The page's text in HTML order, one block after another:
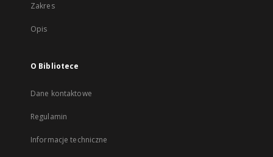
Zakres
Opis
O Bibliotece
Dane kontaktowe
Regulamin
Informacje techniczne